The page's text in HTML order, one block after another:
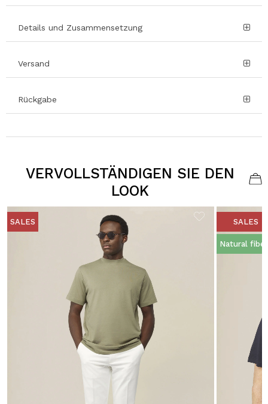
Details und Zusammensetzung
Versand
Rückgabe
VERVOLLSTÄNDIGEN SIE DEN
LOOK
SALES SALES
Natural